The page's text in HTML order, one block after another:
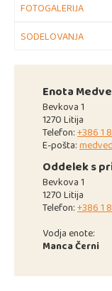
Enota
Bevkova 1
1270 Litija
Telefon: +386 1
E-pošta:
Oddelek s
Bevkova 1
1270 Litija
Telefon: +386 1
Vodja enote:
Manca Černi
FOTOGALERIJA
SODELOVANJA